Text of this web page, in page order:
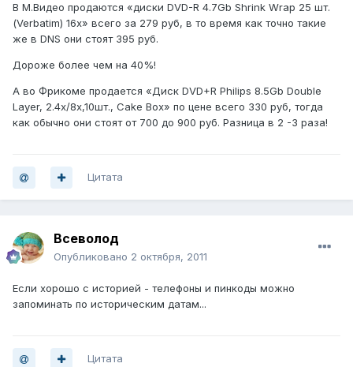
В M.Видео продаются «диски DVD-R 4.7Gb Shrink Wrap 25 шт.
(Verbatim) 16x» всего за 279 руб, в то время как точно такие
же в DNS они стоят 395 руб.
Дороже более чем на 40%!
А во Фрикоме продается «Диск DVD+R Philips 8.5Gb Double
Layer, 2.4x/8x,10шт., Cake Box» по цене всего 330 руб, тогда
как обычно они стоят от 700 до 900 руб. Разница в 2 -3 раза!
Цитата
Всеволод
Опубликовано 2 октября, 2011
Если хорошо с историей - телефоны и пинкоды можно
запоминать по историческим датам...
Цитата